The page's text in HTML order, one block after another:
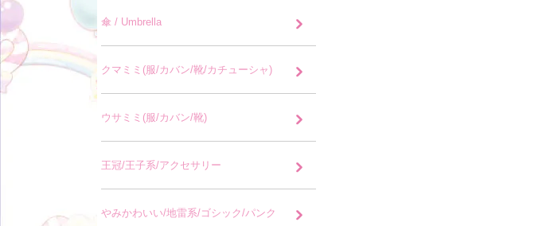
傘 / Umbrella
クマミミ(服/カバン/靴/カチューシャ)
ウサミミ(服/カバン/靴)
王冠/王子系/アクセサリー
やみかわいい/地雷系/ゴシック/パンク